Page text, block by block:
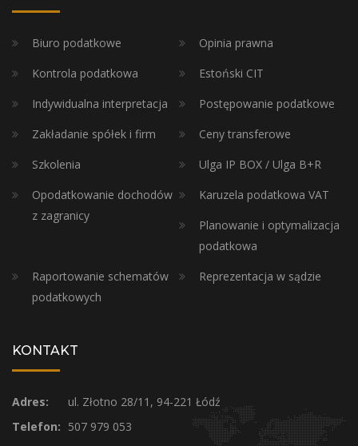
Biuro podatkowe
Opinia prawna
Kontrola podatkowa
Estoński CIT
Indywidualna interpretacja
Postępowanie podatkowe
Zakładanie spółek i firm
Ceny transferowe
Szkolenia
Ulga IP BOX / Ulga B+R
Opodatkowanie dochodów
z zagranicy
Karuzela podatkowa VAT
Planowanie i optymalizacja
podatkowa
Raportowanie schematów
podatkowych
Reprezentacja w sądzie
KONTAKT
Adres:
ul. Złotno 28/11, 94-221 Łódź
Telefon: 507 979 053